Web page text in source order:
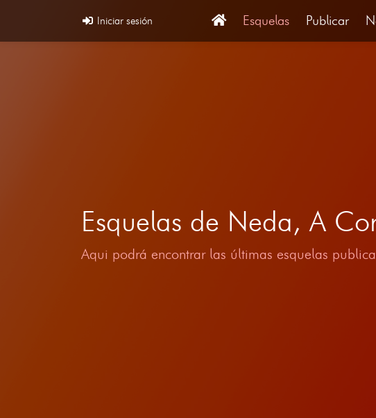
Iniciar sesión Esquelas Publicar
Esquelas de Neda, A
Aqui podrá encontrar las últimas esquelas